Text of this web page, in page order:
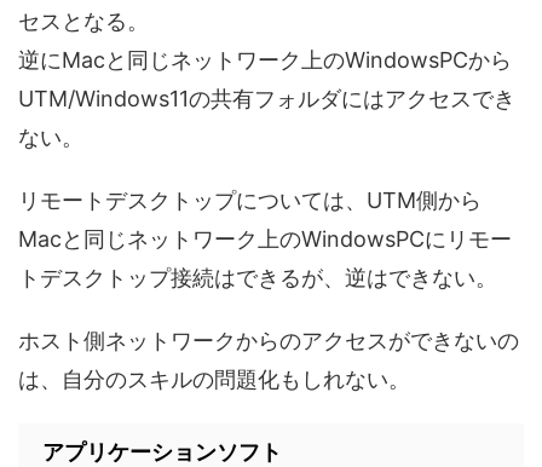
セスとなる。
逆にMacと同じネットワーク上のWindowsPCから
UTM/Windows11の共有フォルダにはアクセスでき
ない。
リモートデスクトップについては、UTM側から
Macと同じネットワーク上のWindowsPCにリモー
トデスクトップ接続はできるが、逆はできない。
ホスト側ネットワークからのアクセスができないの
は、自分のスキルの問題化もしれない。
アプリケーションソフト